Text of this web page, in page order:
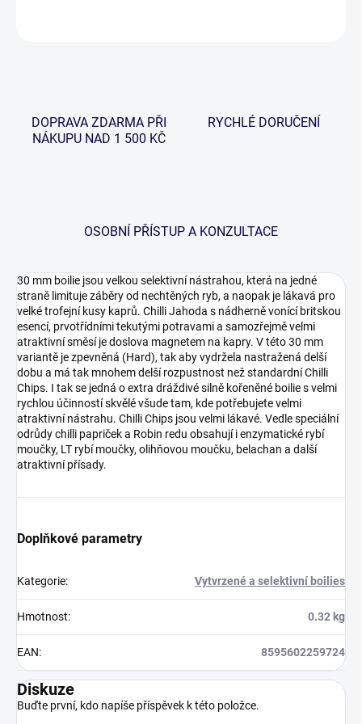
DOPRAVA ZDARMA PŘI
NÁKUPU NAD 1 500 KČ
RYCHLÉ DORUČENÍ
OSOBNÍ PŘÍSTUP A KONZULTACE
30 mm boilie jsou velkou selektivní nástrahou, která na jedné
straně limituje záběry od nechtěných ryb, a naopak je lákavá pro
velké trofejní kusy kaprů. Chilli Jahoda s nádherně vonící britskou
esencí, prvotřídními tekutými potravami a samozřejmě velmi
atraktivní směsí je doslova magnetem na kapry. V této 30 mm
variantě je zpevněná (Hard), tak aby vydržela nastražená delší
dobu a má tak mnohem delší rozpustnost než standardní Chilli
Chips. I tak se jedná o extra dráždivé silně kořeněné boilie s velmi
rychlou účinností skvělé všude tam, kde potřebujete velmi
atraktivní nástrahu. Chilli Chips jsou velmi lákavé. Vedle speciální
odrůdy chilli papriček a Robin redu obsahují i enzymatické rybí
moučky, LT rybí moučky, olihňovou moučku, belachan a další
atraktivní přísady.
Doplňkové parametry
Kategorie: Vytvrzené a selektivní boilies
Hmotnost: 0.32 kg
EAN: 8595602259724
Diskuze
Buďte první, kdo napíše příspěvek k této položce.